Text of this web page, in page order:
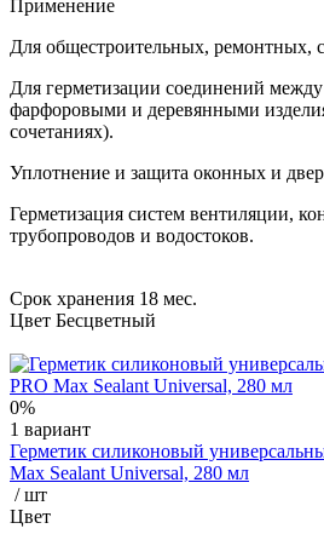
Применение
Для общестроительных, ремонтных,
Для герметизации соединений
фарфоровыми и деревянными
сочетаниях).
Уплотнение и защита оконных и
Герметизация систем вентиляции,
трубопроводов и водостоков.
Срок хранения 18 мес.
Цвет Бесцветный
0%
1 вариант
Герметик силиконовый
Max Sealant Universal, 280 мл
/ шт
Цвет